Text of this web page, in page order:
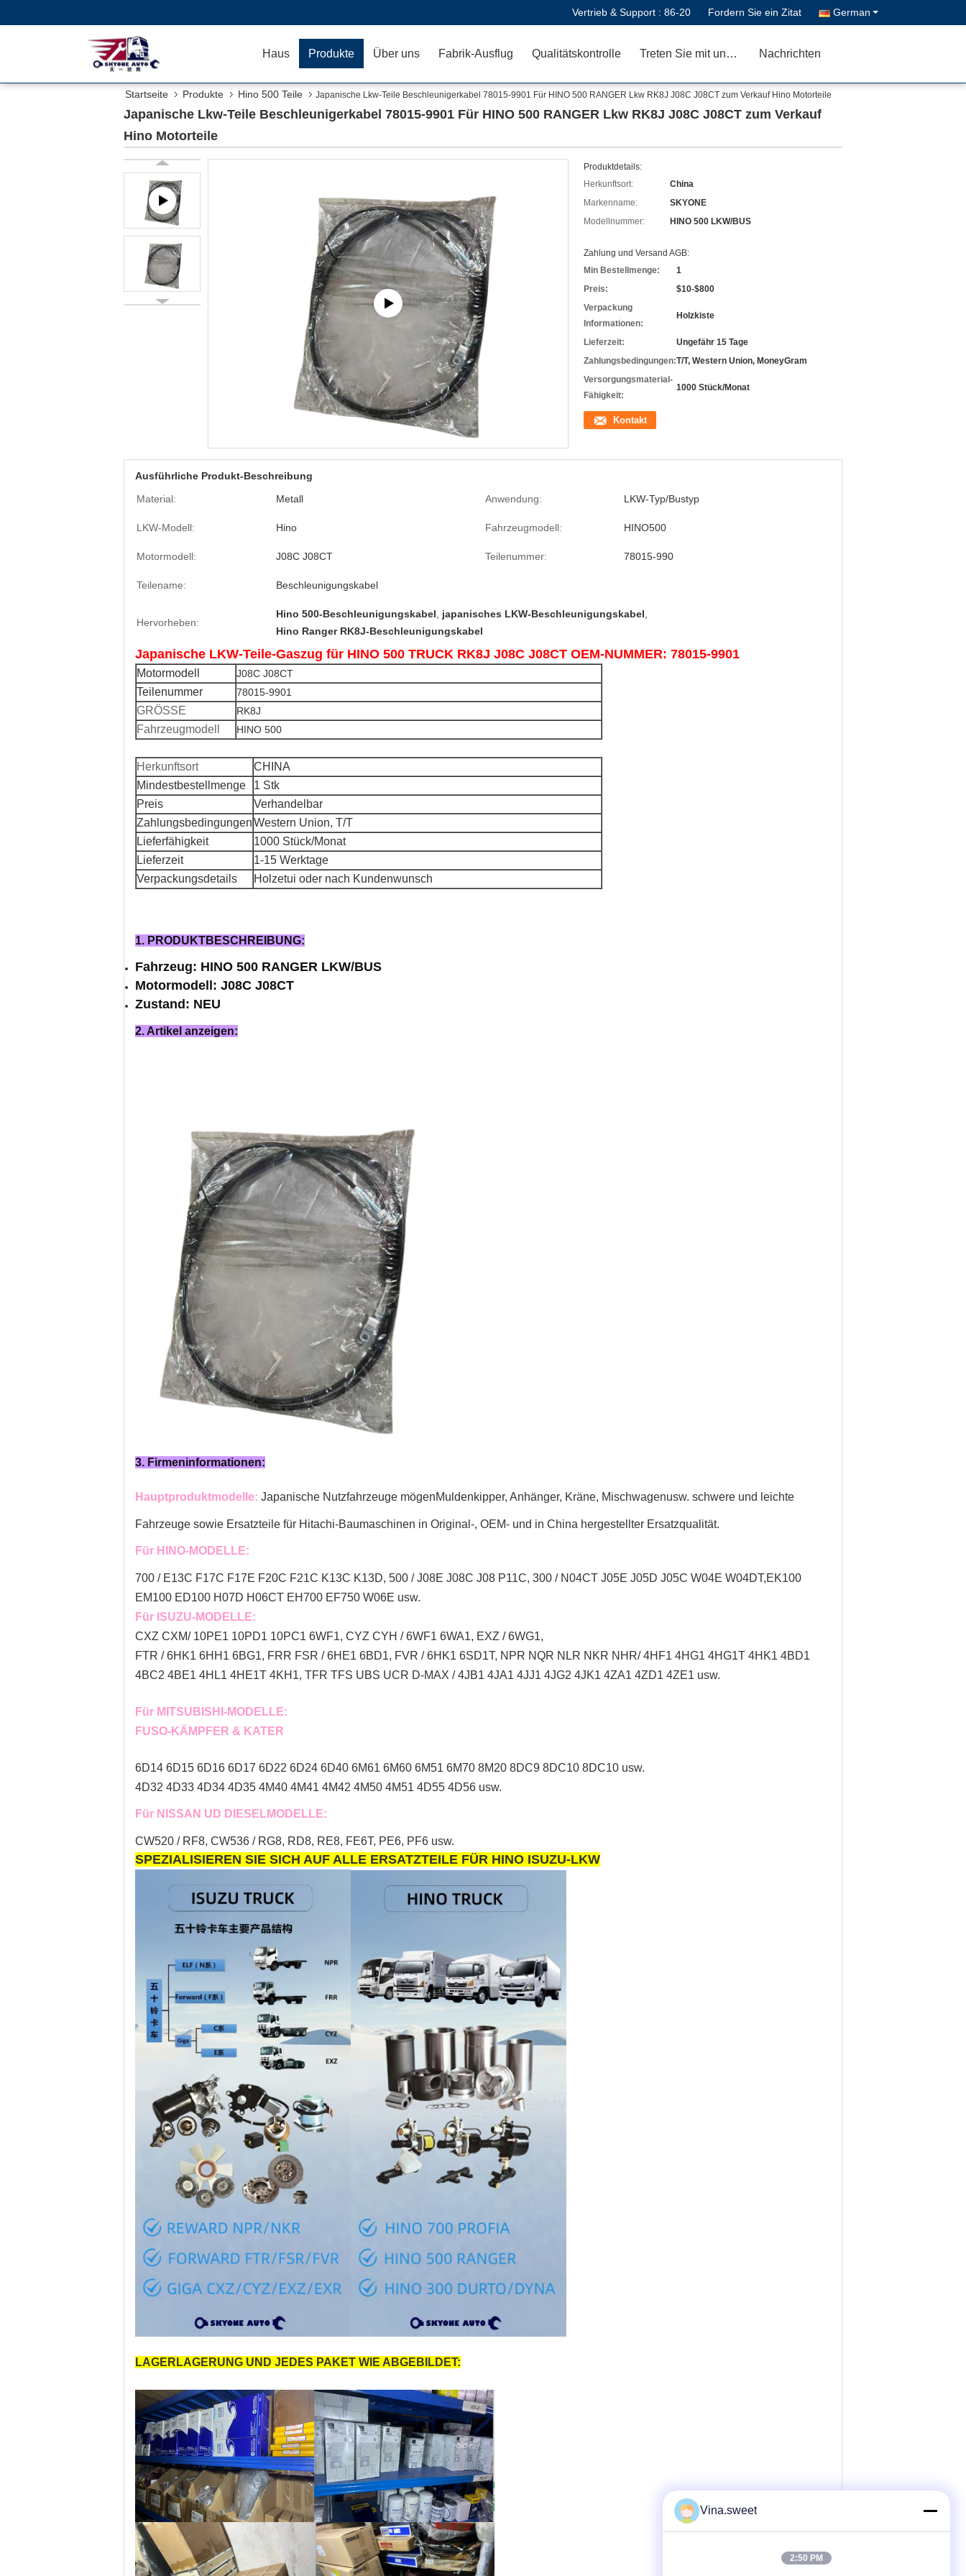
Vertrieb & Support : 86-20 Fordern Sie ein Zitat German
Haus Produkte Über uns Fabrik-Ausflug Qualitätskontrolle Treten Sie mit uns in Verbindung Nachrichten
Startseite Produkte Hino 500 Teile Japanische Lkw-Teile Beschleunigerkabel 78015-9901 Für HINO 500 RANGER Lkw RK8J J08C J08CT zum Verkauf Hino Motorteile
Japanische Lkw-Teile Beschleunigerkabel 78015-9901 Für HINO 500 RANGER Lkw RK8J J08C J08CT zum Verkauf
Hino Motorteile
Produktdetails:
Herkunftsort:
China
Markenname:
SKYONE
Modellnummer:
HINO 500 LKW/BUS
Zahlung und Versand AGB:
Min Bestellmenge:
1
Preis:
$10-$800
Verpackung
Informationen:
Holzkiste
Lieferzeit:
Ungefähr 15 Tage
Zahlungsbedingungen:T/T, Western Union, MoneyGram
Versorgungsmaterial-
Fähigkeit:
1000 Stück/Monat
Kontakt
Ausführliche Produkt-Beschreibung
Material:
Metall Anwendung: LKW-Typ/Bustyp
LKW-Modell: Hino Fahrzeugmodell: HINO500
Motormodell: J08C J08CT Teilenummer: 78015-990
Teilename: Beschleunigungskabel
Hervorheben:
Hino 500-Beschleunigungskabel japanisches LKW-Beschleunigungskabel
Hino Ranger RK8J-Beschleunigungskabel
Japanische LKW-Teile-Gaszug für HINO 500 TRUCK RK8J J08C J08CT OEM-NUMMER: 78015-9901
Motormodell J08C J08CT
Teilenummer 78015-9901
GRÖSSE RK8J
Fahrzeugmodell HINO 500
Herkunftsort
CHINA
Mindestbestellmenge
1 Stk
Preis
Verhandelbar
ZahlungsbedingungenWestern Union, T/T
Lieferfähigkeit
1000 Stück/Monat
Lieferzeit
1-15 Werktage
Verpackungsdetails
Holzetui oder nach Kundenwunsch
1. PRODUKTBESCHREIBUNG:
Fahrzeug: HINO 500 RANGER LKW/BUS
Motormodell: J08C J08CT
Zustand: NEU
2. Artikel anzeigen:
3. Firmeninformationen:
Hauptproduktmodelle: Japanische Nutzfahrzeuge mögenMuldenkipper, Anhänger, Kräne, Mischwagenusw. schwere und leichte
Fahrzeuge sowie Ersatzteile für Hitachi-Baumaschinen in Original-, OEM- und in China hergestellter Ersatzqualität.
Für HINO-MODELLE:
700 / E13C F17C F17E F20C F21C K13C K13D, 500 / J08E J08C J08 P11C, 300 / N04CT J05E J05D J05C W04E W04DT,EK100
EM100 ED100 H07D H06CT EH700 EF750 W06E usw.
Für ISUZU-MODELLE:
CXZ CXM/ 10PE1 10PD1 10PC1 6WF1, CYZ CYH / 6WF1 6WA1, EXZ / 6WG1,
FTR / 6HK1 6HH1 6BG1, FRR FSR / 6HE1 6BD1, FVR / 6HK1 6SD1T, NPR NQR NLR NKR NHR/ 4HF1 4HG1 4HG1T 4HK1 4BD1
4BC2 4BE1 4HL1 4HE1T 4KH1, TFR TFS UBS UCR D-MAX / 4JB1 4JA1 4JJ1 4JG2 4JK1 4ZA1 4ZD1 4ZE1 usw.
Für MITSUBISHI-MODELLE:
FUSO-KÄMPFER & KATER
6D14 6D15 6D16 6D17 6D22 6D24 6D40 6M61 6M60 6M51 6M70 8M20 8DC9 8DC10 8DC10 usw.
4D32 4D33 4D34 4D35 4M40 4M41 4M42 4M50 4M51 4D55 4D56 usw.
Für NISSAN UD DIESELMODELLE:
CW520 / RF8, CW536 / RG8, RD8, RE8, FE6T, PE6, PF6 usw.
SPEZIALISIEREN SIE SICH AUF ALLE ERSATZTEILE FÜR HINO ISUZU-LKW
LAGERLAGERUNG UND JEDES PAKET WIE ABGEBILDET:
Vina.sweet
2:50 PM